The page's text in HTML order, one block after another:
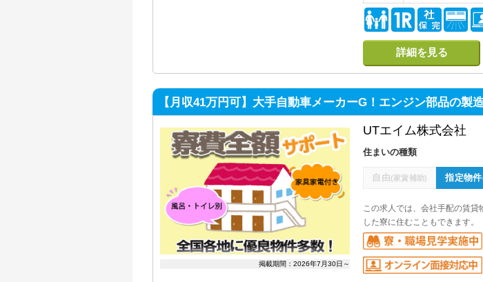
詳細を見る
【月収41万円可】大手自動車メーカーG！エンジン部品の
掲載期間：2026年7月30日～
UTエイム株式会社
住まいの種類
自由(家賃補助) 指定物件
この求人では、会社手配の賃
した寮に住むこともできます。